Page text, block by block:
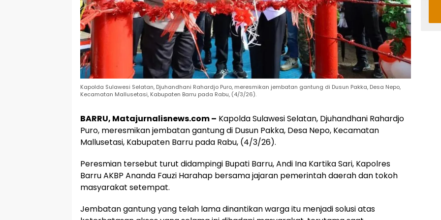
Kapolda Sulawesi Selatan, Djuhandhani Rahardjo Puro, meresmikan jembatan gantung di Dusun Pakka, Desa Nepo,
Kecamatan Mallusetasi, Kabupaten Barru pada Rabu, (4/3/26).
BARRU, Matajurnalisnews.com – Kapolda Sulawesi Selatan, Djuhandhani Rahardjo
Puro, meresmikan jembatan gantung di Dusun Pakka, Desa Nepo, Kecamatan
Mallusetasi, Kabupaten Barru pada Rabu, (4/3/26).
Peresmian tersebut turut didampingi Bupati Barru, Andi Ina Kartika Sari, Kapolres
Barru AKBP Ananda Fauzi Harahap bersama jajaran pemerintah daerah dan tokoh
masyarakat setempat.
Jembatan gantung yang telah lama dinantikan warga itu menjadi solusi atas